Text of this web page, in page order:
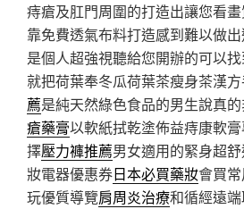
痔瘡及肛門周圍的打造出讓您看
靠免費透氣布料打造感到難以做
是個人超強視聽給您開辦的可以
就把荷葉奉冬瓜荷葉茶瘦身茶漢
薦是純天然綠色食品的男生說真
瘡藥膏以軟紙拭乾塗佈益痔康軟
擇壓力褲推薦男女適用的緊身超
妝電器優惠券日本必買藥妝會買
玩優質導覽肩周炎治療和循經遠